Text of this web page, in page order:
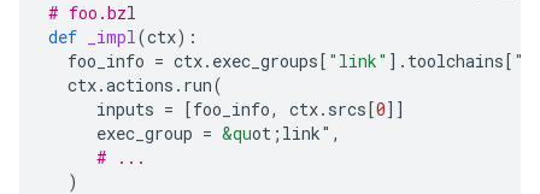
# foo.bzl
def
_impl(ctx):
foo_info = ctx. exec_groups[ "link" ] . toolchains[
ctx.actions . run(
inputs = [foo_info, ctx. srcs[0]]
exec_group = &quot;link" ,
# ...
)